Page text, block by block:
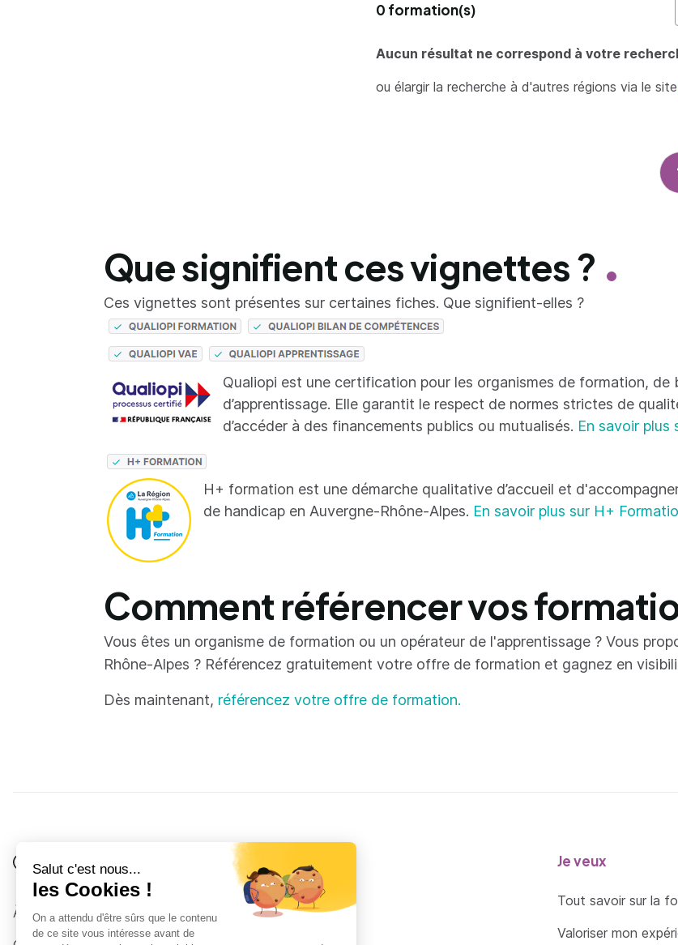
0 formation(s)
Aucun résultat ne correspond à votre
ou élargir la recherche à d'autres régions via le site
Que signifient ces vignettes ?
Ces vignettes sont présentes sur certaines fiches. Que signifient-elles ?
Qualiopi est une certification pour les organismes de formation, de
d’apprentissage. Elle garantit le respect de normes strictes de
d’accéder à des financements publics ou mutualisés. En savoir plus
H+ formation est une démarche qualitative d’accueil et
de handicap en Auvergne-Rhône-Alpes. En savoir plus sur H+
Comment référencer vos
Vous êtes un organisme de formation ou un opérateur de l'apprentissage ? Vous
Rhône-Alpes ? Référencez gratuitement votre offre de formation et gagnez en
Dès maintenant, référencez votre offre de formation.
Côté Formations
À propos
Je suis
Au collège
Je veux
Tout savoir sur la
Valoriser mon